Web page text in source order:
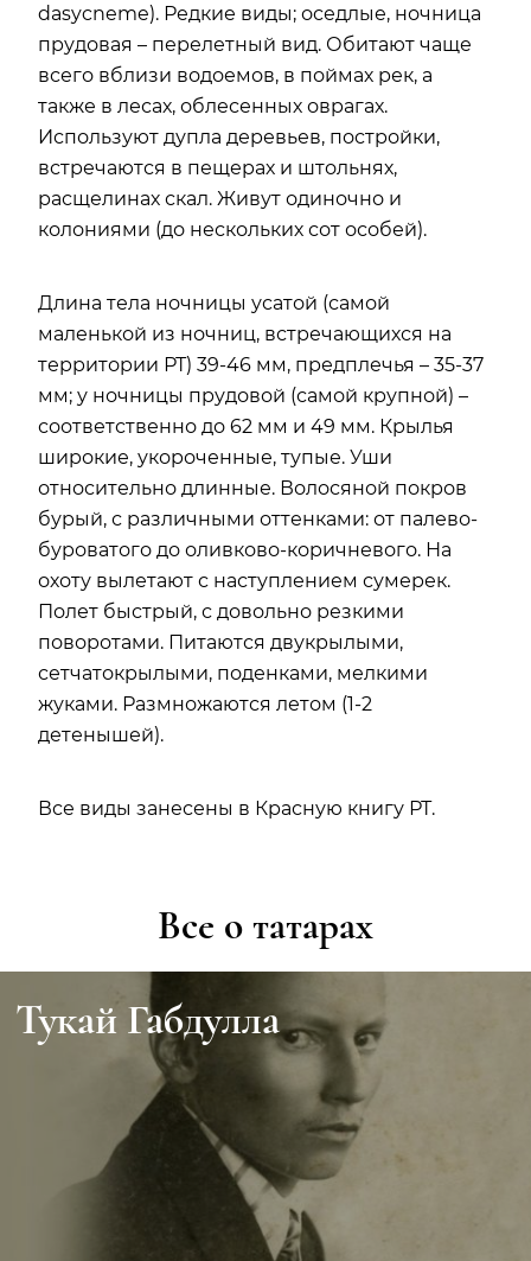
dasycneme). Редкие виды; оседлые, ночница
прудовая – перелетный вид. Обитают чаще
всего вблизи водоемов, в поймах рек, а
также в лесах, облесенных оврагах.
Используют дупла деревьев, постройки,
встречаются в пещерах и штольнях,
расщелинах скал. Живут одиночно и
колониями (до нескольких сот особей).
Длина тела ночницы усатой (самой
маленькой из ночниц, встречающихся на
территории РТ) 39-46 мм, предплечья – 35-37
мм; у ночницы прудовой (самой крупной) –
соответственно до 62 мм и 49 мм. Крылья
широкие, укороченные, тупые. Уши
относительно длинные. Волосяной покров
бурый, с различными оттенками: от палево-
буроватого до оливково-коричневого. На
охоту вылетают с наступлением сумерек.
Полет быстрый, с довольно резкими
поворотами. Питаются двукрылыми,
сетчатокрылыми, поденками, мелкими
жуками. Размножаются летом (1-2
детенышей).
Все виды занесены в Красную книгу РТ.
Все о татарах
Тукай Габдулла